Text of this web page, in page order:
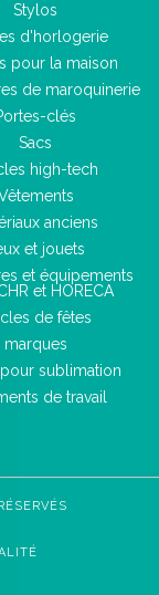
Stylos
d'horlogerie
pour la maison
de maroquinerie
clés
Sacs
high-tech
anciens
et jouets
et équipements
et HORECA
de fêtes
marques
sublimation
de travail